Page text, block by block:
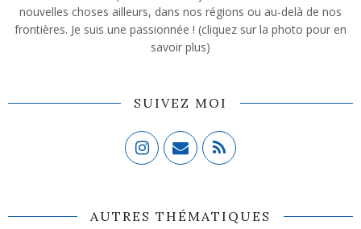
nouvelles choses ailleurs, dans nos régions ou au-delà de nos
frontières. Je suis une passionnée ! (cliquez sur la photo pour en
savoir plus)
SUIVEZ MOI
AUTRES THÉMATIQUES